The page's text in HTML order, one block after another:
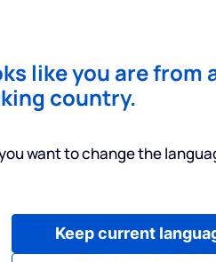
check
Услуги
Русский
like you are from
country.
want to change the
Keep current